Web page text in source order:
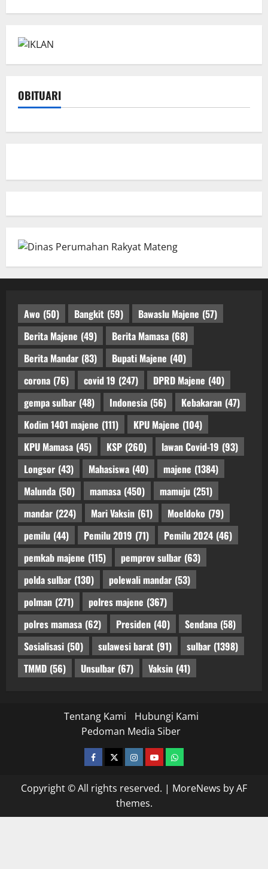
OBITUARI
Awo (50) Bangkit (59) Bawaslu Majene (57)
Berita Majene (49) Berita Mamasa (68)
Berita Mandar (83) Bupati Majene (40)
corona (76) covid 19 (247) DPRD Majene (40)
gempa sulbar (48) Indonesia (56) Kebakaran (47)
Kodim 1401 majene (111) KPU Majene (104)
KPU Mamasa (45) KSP (260) lawan Covid-19 (93)
Longsor (43) Mahasiswa (40) majene (1384)
Malunda (50) mamasa (450) mamuju (251)
mandar (224) Mari Vaksin (61) Moeldoko (79)
pemilu (44) Pemilu 2019 (71) Pemilu 2024 (46)
pemkab majene (115) pemprov sulbar (63)
polda sulbar (130) polewali mandar (53)
polman (271) polres majene (367)
polres mamasa (62) Presiden (40) Sendana (58)
Sosialisasi (50) sulawesi barat (91) sulbar (1398)
TMMD (56) Unsulbar (67) Vaksin (41)
Tentang Kami
Hubungi Kami
Pedoman Media Siber
facebooktwitterinstagram.com
youtubewhatsapp
Copyright © All rights reserved. | MoreNews by AF
themes.